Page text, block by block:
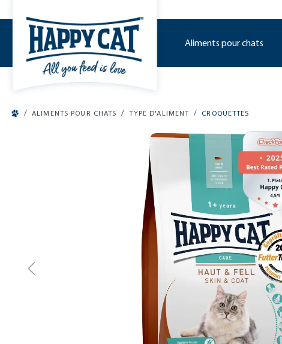
Aliments pour chats
/ ALIMENTS POUR CHATS / TYPE D'ALIMENT / CROQUETTES